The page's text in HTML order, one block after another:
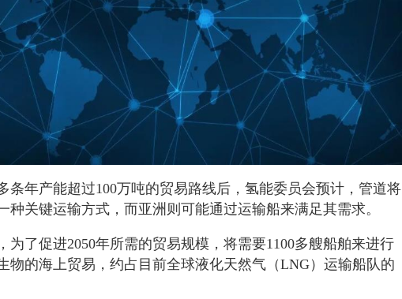
条年产能超过100万吨的贸易路线后，氢能委员会预计，管道将
种关键运输方式，而亚洲则可能通过运输船来满足其需求。
为了促进2050年所需的贸易规模，将需要1100多艘船舶来进行
物的海上贸易，约占目前全球液化天然气（LNG）运输船队的